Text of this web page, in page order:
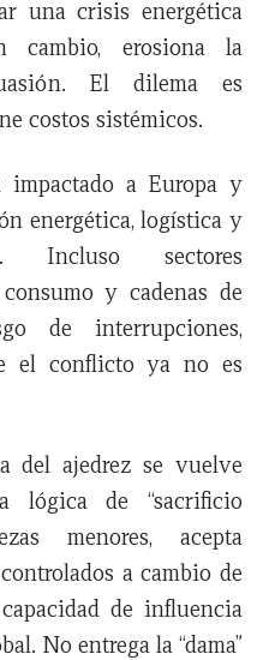
una crisis energética
cambio, erosiona la
El dilema es
costos sistémicos.
impactado a Europa y
energética, logística y
Incluso sectores
y cadenas de
de interrupciones,
el conflicto ya no es
del ajedrez se vuelve
lógica de “sacrificio
menores, acepta
a cambio de
de influencia
No entrega la “dama”